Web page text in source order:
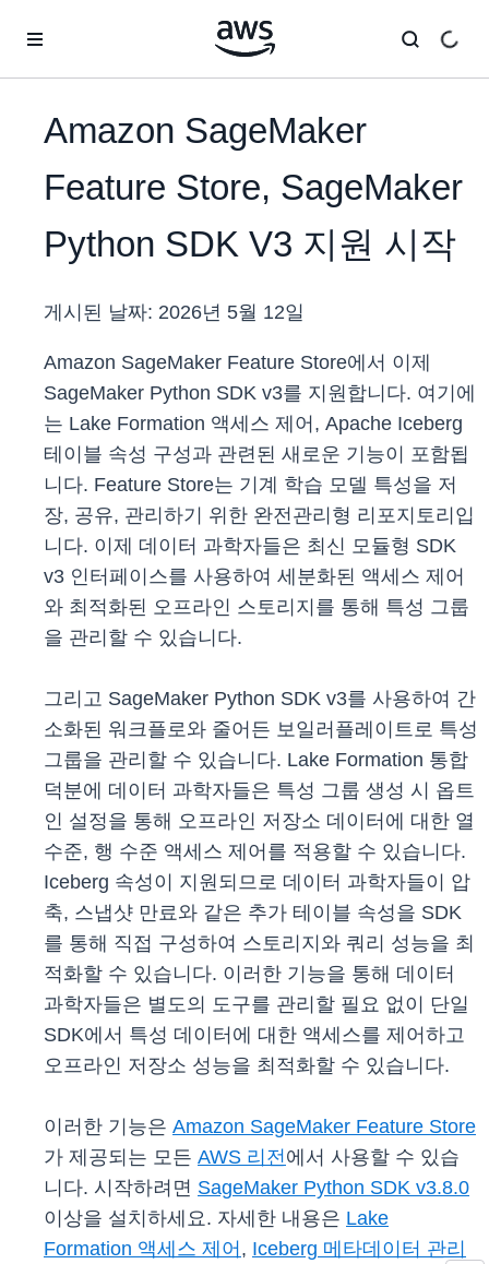
Amazon SageMaker
Feature Store, SageMaker
Python SDK V3 지원 시작
게시된 날짜: 2026년 5월 12일
Amazon SageMaker Feature Store에서 이제
SageMaker Python SDK v3를 지원합니다. 여기에
는 Lake Formation 액세스 제어, Apache Iceberg
테이블 속성 구성과 관련된 새로운 기능이 포함됩
니다. Feature Store는 기계 학습 모델 특성을 저
장, 공유, 관리하기 위한 완전관리형 리포지토리입
니다. 이제 데이터 과학자들은 최신 모듈형 SDK
v3 인터페이스를 사용하여 세분화된 액세스 제어
와 최적화된 오프라인 스토리지를 통해 특성 그룹
을 관리할 수 있습니다.
그리고 SageMaker Python SDK v3를 사용하여 간
소화된 워크플로와 줄어든 보일러플레이트로 특성
그룹을 관리할 수 있습니다. Lake Formation 통합
덕분에 데이터 과학자들은 특성 그룹 생성 시 옵트
인 설정을 통해 오프라인 저장소 데이터에 대한 열
수준, 행 수준 액세스 제어를 적용할 수 있습니다.
Iceberg 속성이 지원되므로 데이터 과학자들이 압
축, 스냅샷 만료와 같은 추가 테이블 속성을 SDK
를 통해 직접 구성하여 스토리지와 쿼리 성능을 최
적화할 수 있습니다. 이러한 기능을 통해 데이터
과학자들은 별도의 도구를 관리할 필요 없이 단일
SDK에서 특성 데이터에 대한 액세스를 제어하고
오프라인 저장소 성능을 최적화할 수 있습니다.
이러한 기능은 Amazon SageMaker Feature Store
가 제공되는 모든 AWS 리전에서 사용할 수 있습
니다. 시작하려면 SageMaker Python SDK v3.8.0
이상을 설치하세요. 자세한 내용은 Lake
Formation 액세스 제어 , Iceberg 메타데이터 관리